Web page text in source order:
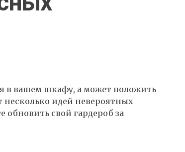
в вашем шкафу, а может положить
несколько идей невероятных
свой гардероб за